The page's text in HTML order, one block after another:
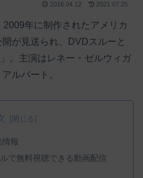
2016.04.12 2021.07.25
年に制作されたアメリカ
が見送られ、DVDスルーと
。主演はレネー・ゼルウィガ
ルバート。
報
で無料視聴できる動画配信